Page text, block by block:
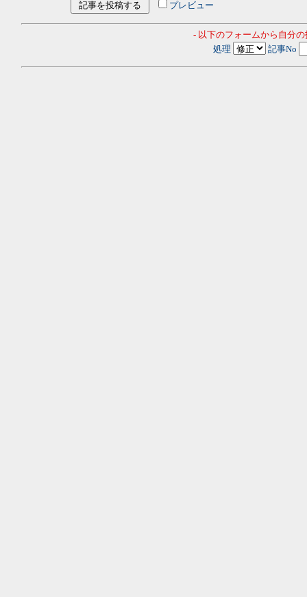
プレビュー
- 以下のフォームから自分
処理
記事No